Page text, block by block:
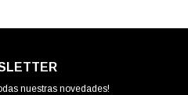
nuestras novedades!